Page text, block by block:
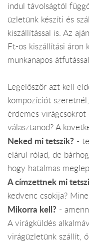
indul távolságtól
üzletünk készíti és
kiszállítással is. Az
Ft-os kiszállítási áron
munkanapos
Legelőször azt kell
kompozíciót
érdemes
választanod? A
Neked mi tetszik? -
elárul rólad, de
hogy hatalmas
A címzettnek mi
kedvenc csokija?
Mikorra kell? -
A virágküldés
virágüzletünk szállít,